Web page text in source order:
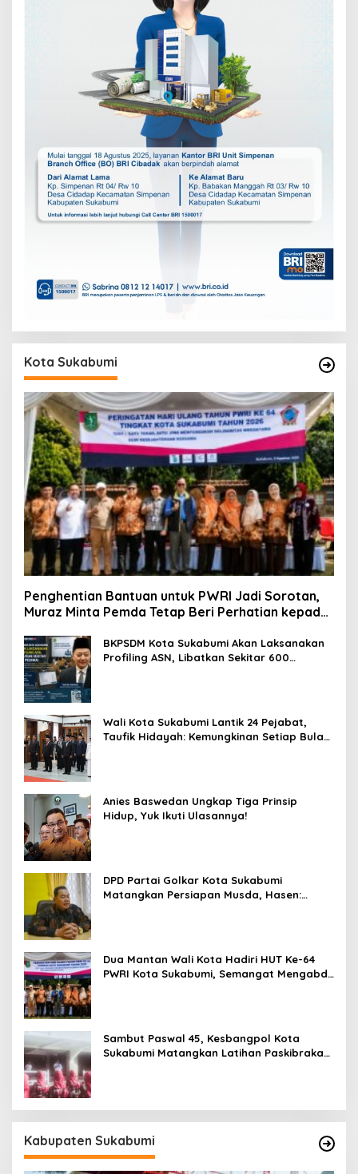
Kota Sukabumi
Penghentian Bantuan untuk PWRI Jadi Sorotan,
Muraz Minta Pemda Tetap Beri Perhatian kepada
BKPSDM Kota Sukabumi Akan Laksanakan
Profiling ASN, Libatkan Sekitar 600
Wali Kota Sukabumi Lantik 24 Pejabat,
Taufik Hidayah: Kemungkinan Setiap Bulan
Anies Baswedan Ungkap Tiga Prinsip
Hidup, Yuk Ikuti Ulasannya!
DPD Partai Golkar Kota Sukabumi
Matangkan Persiapan Musda, Hasen:
Dua Mantan Wali Kota Hadiri HUT Ke-64
PWRI Kota Sukabumi, Semangat Mengabdi
Sambut Paswal 45, Kesbangpol Kota
Sukabumi Matangkan Latihan Paskibraka
Kabupaten Sukabumi